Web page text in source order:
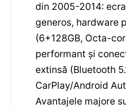
din 2005-2014:
generos, hardware
(6+128GB, Octa-
performant și
extinsă (Bluetooth
CarPlay/Android
Avantajele majore